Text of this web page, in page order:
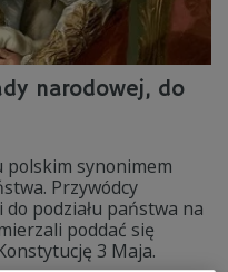
narodowej, do
polskim synonimem
Przywódcy
podziału państwa na
poddać się
3 Maja.